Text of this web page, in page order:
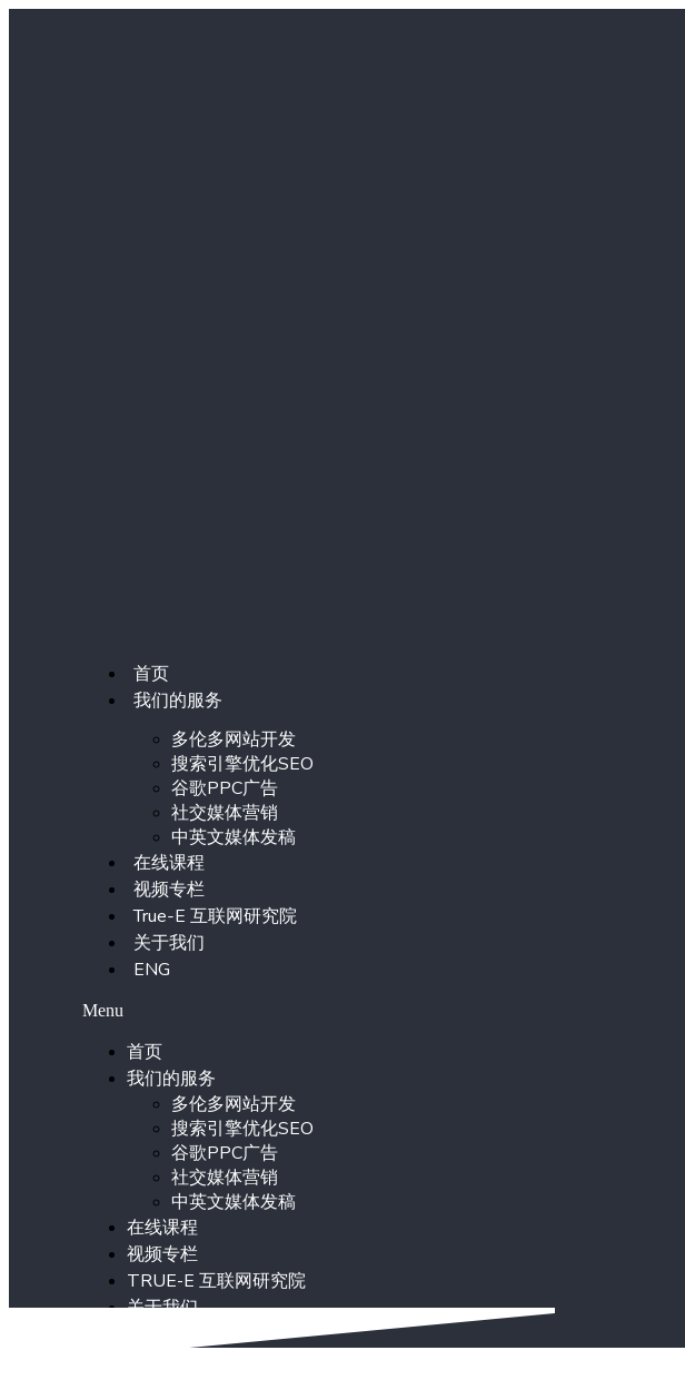
首页
我们的服务
多伦多网站开发
搜索引擎优化SEO
谷歌PPC广告
社交媒体营销
中英文媒体发稿
在线课程
视频专栏
True-E 互联网研究院
关于我们
ENG
Menu
首页
我们的服务
多伦多网站开发
搜索引擎优化SEO
谷歌PPC广告
社交媒体营销
中英文媒体发稿
在线课程
视频专栏
TRUE-E 互联网研究院
关于我们